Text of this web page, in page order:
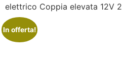
elettrico Coppia elevata 12V
In offerta!